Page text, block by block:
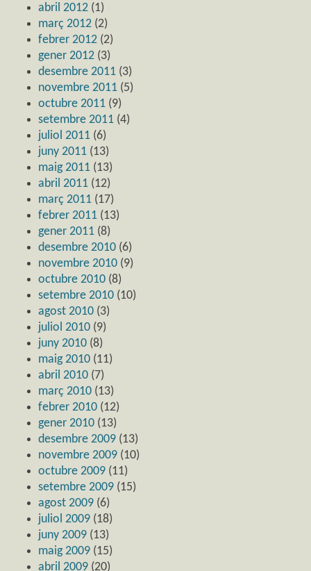
abril 2012 (1)
març 2012 (2)
febrer 2012 (2)
gener 2012 (3)
desembre 2011 (3)
novembre 2011 (5)
octubre 2011 (9)
setembre 2011 (4)
juliol 2011 (6)
juny 2011 (13)
maig 2011 (13)
abril 2011 (12)
març 2011 (17)
febrer 2011 (13)
gener 2011 (8)
desembre 2010 (6)
novembre 2010 (9)
octubre 2010 (8)
setembre 2010 (10)
agost 2010 (3)
juliol 2010 (9)
juny 2010 (8)
maig 2010 (11)
abril 2010 (7)
març 2010 (13)
febrer 2010 (12)
gener 2010 (13)
desembre 2009 (13)
novembre 2009 (10)
octubre 2009 (11)
setembre 2009 (15)
agost 2009 (6)
juliol 2009 (18)
juny 2009 (13)
maig 2009 (15)
abril 2009 (20)